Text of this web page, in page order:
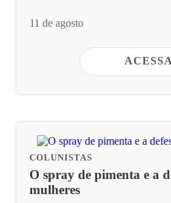
11 de agosto
COLUNISTAS
O spray de pimenta e a
mulheres